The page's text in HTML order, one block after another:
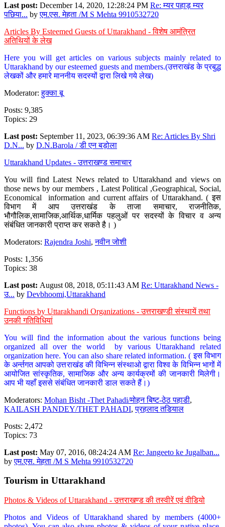
Last post: December 14, 2020, 12:28:24 PM Re: म्यर पहाड़ म्यर
पछिया... byएम.एस. मेहता /M S Mehta 9910532720
Articles By Esteemed Guests of Uttarakhand - विशेष आमंत्रित
अतिथियों के लेख
Here you will get articles on various subjects mainly related to
Uttarakhand by our esteemed guests and members.(उत्तराखंड के प्रबुद्ध
लेखकों और हमारे माननीय सदस्यों द्वारा लिखे गये लेख)
Moderator:हुक्का बू
Posts: 9,385
Topics: 29
Last post: September 11, 2023, 06:39:36 AM Re: Articles By Shri
D.N... by D.N.Barola / डी एन बड़ोला
Uttarakhand Updates - उत्तराखण्ड समाचार
You will find Latest News related to Uttarakhand and views on
those news by our members , Latest Political ,Geographical, Social,
Economical information and current affairs of Uttarakhand. ( इस
विभाग में आप उत्तराखंड के ताजा समाचार, राजनीतिक,
भौगौलिक,सामाजिक,आर्थिक,धार्मिक पहलुओं पर सदस्यों के विचार व अन्य
संबंधित जानकारी प्राप्त कर सकते है। )
Moderators: Rajendra Joshi,नवीन जोशी
Posts: 1,356
Topics: 38
Last post: August 08, 2018, 05:11:43 AM Re: Uttarakhand News -
उ... by Devbhoomi,Uttarakhand
Functions by Uttarakhandi Organizations - उत्तराखण्डी संस्थायें तथा
उनकी गतिविधियां
You will find the information about the various functions being
organized all over the world by various Uttarakhand related
organization here. You can also share related information. ( इस विभाग
के अर्न्तगत आपको उत्तराखंड की विभिन्न संस्थाओ द्वारा विश्व के विभिन्न भागों में
आयोजित सांस्कृतिक, सामाजिक और अन्य कार्यक्रमों की जानकारी मिलेगी।
आप भी यहाँ इससे संबंधित जानकारी डाल सकते हैं।)
Moderators: Mohan Bisht -Thet Pahadi/मोहन बिष्ट-ठेठ पहाडी,
KAILASH PANDEY/THET PAHADI,प्रहलाद तडियाल
Posts: 2,472
Topics: 73
Last post: May 07, 2016, 08:24:24 AM Re: Jangeeto ke Jugalban...
byएम.एस. मेहता /M S Mehta 9910532720
Tourism in Uttarakhand
Photos & Videos of Uttarakhand - उत्तराखण्ड की तस्वीरें एवं वीडियो
Photos and Videos of Uttarakhand shared by members (4000+